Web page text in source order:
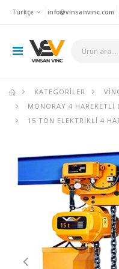
Türkçe info@vinsanvinc.com
KATEGORILER
MONORAY 4 HAREKETLI
15 TON ELEKTRIKLI 4